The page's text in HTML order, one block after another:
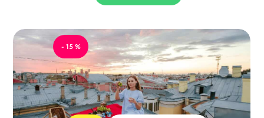
- 15 %